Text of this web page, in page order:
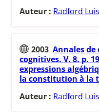
Auteur : Radford Luis
2003 Annales de
cognitives. V. 8. p.
expressions
la constitution à la
Auteur : Radford Luis